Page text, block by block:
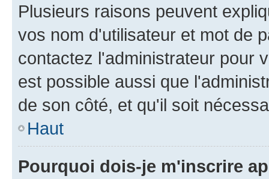
Plusieurs raisons peuvent
vos nom d'utilisateur et mot de
contactez l'administrateur pour
est possible aussi que
de son côté, et qu'il soit
Haut
Pourquoi dois-je m'inscrire